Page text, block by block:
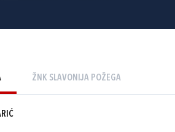
ŽNK SLAVONIJA POŽEGA